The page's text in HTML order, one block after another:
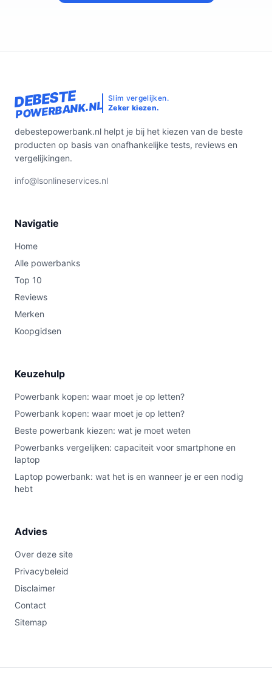
DEBESTE
POWERBANK.NL
Slim vergelijken.
Zeker kiezen.
debestepowerbank.nl helpt je bij het kiezen van de beste
producten op basis van onafhankelijke tests, reviews en
vergelijkingen.
info@lsonlineservices.nl
Navigatie
Home
Alle powerbanks
Top 10
Reviews
Merken
Koopgidsen
Keuzehulp
Powerbank kopen: waar moet je op letten?
Powerbank kopen: waar moet je op letten?
Beste powerbank kiezen: wat je moet weten
Powerbanks vergelijken: capaciteit voor smartphone en
laptop
Laptop powerbank: wat het is en wanneer je er een nodig
hebt
Advies
Over deze site
Privacybeleid
Disclaimer
Contact
Sitemap